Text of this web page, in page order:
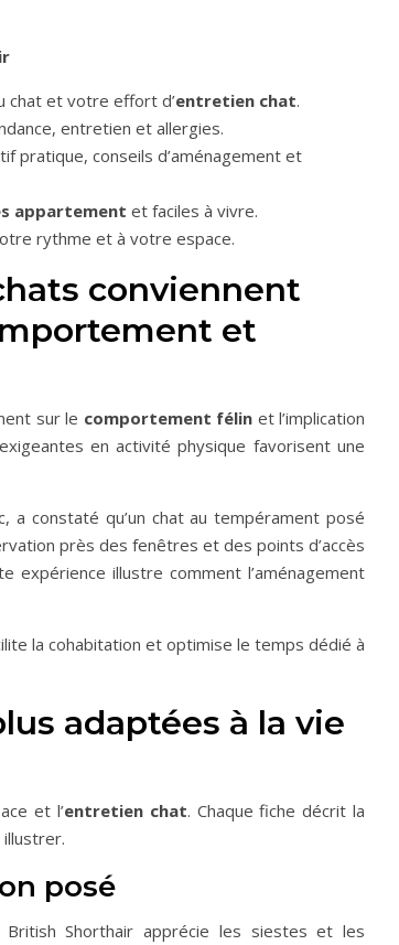
chat et votre effort d’entretien chat.
entretien et allergies.
pratique, conseils d’aménagement et
appartement et faciles à vivre.
rythme et à votre espace.
conviennent
et
sur le comportement félin et l’implication
en activité physique favorisent une
a constaté qu’un chat au tempérament posé
près des fenêtres et des points d’accès
illustre comment l’aménagement
la cohabitation et optimise le temps dédié à
adaptées à la vie
et l’entretien chat. Chaque fiche décrit la
posé
Shorthair apprécie les siestes et les